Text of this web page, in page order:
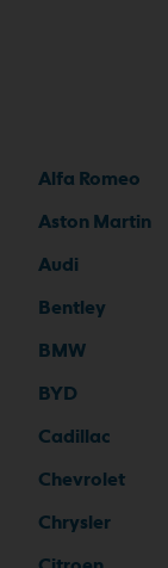
Alfa Romeo
Aston Martin
Audi
Bentley
BMW
BYD
Cadillac
Chevrolet
Chrysler